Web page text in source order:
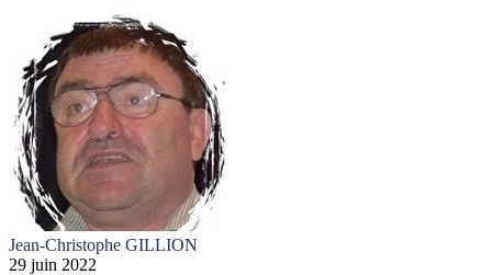
Jean-Christophe GILLION
29 juin 2022